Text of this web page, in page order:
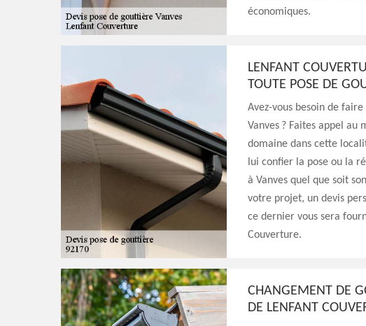
économiques.
LENFANT
TOUTE POSE DE
Avez-vous besoin de
Vanves ? Faites appel au
domaine dans cette
lui confier la pose ou la
à Vanves quel que soit
votre projet, un devis
ce dernier vous sera
Couverture.
CHANGEMENT DE
DE LENFANT